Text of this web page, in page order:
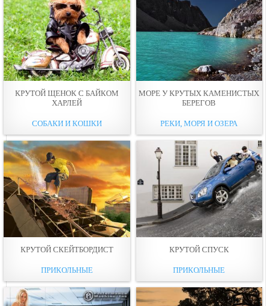
КРУТОЙ ЩЕНОК С БАЙКОМ
ХАРЛЕЙ
СОБАКИ И КОШКИ
МОРЕ У КРУТЫХ КАМЕНИСТЫХ
БЕРЕГОВ
РЕКИ, МОРЯ И ОЗЕРА
КРУТОЙ СКЕЙТБОРДИСТ
ПРИКОЛЬНЫЕ
КРУТОЙ СПУСК
ПРИКОЛЬНЫЕ